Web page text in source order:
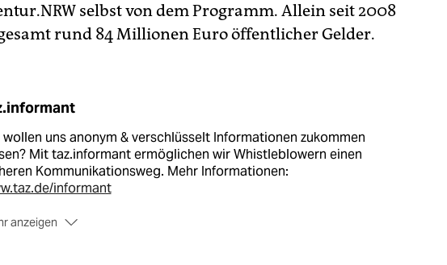
selbst von dem Programm. Allein seit 2008
rund 84 Millionen Euro öffentlicher Gelder.
wollen uns anonym & verschlüsselt Informationen zukommen
Mit taz.informant ermöglichen wir Whistleblowern einen
Kommunikationsweg. Mehr Informationen:
informant
anzeigen